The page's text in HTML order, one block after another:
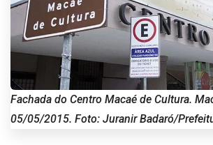
Fachada do Centro Macaé de Cultura.
05/05/2015. Foto: Juranir Badaró/